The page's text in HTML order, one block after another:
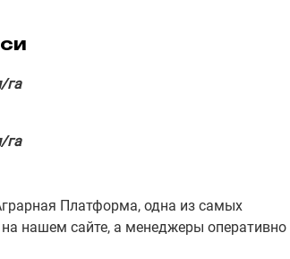
га
га
Платформа, одна из самых
нашем сайте, а менеджеры оперативно